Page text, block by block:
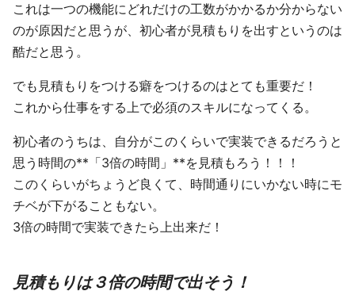
これは一つの機能にどれだけの工数がかかるか分からない
のが原因だと思うが、初心者が見積もりを出すというのは
酷だと思う。
でも見積もりをつける癖をつけるのはとても重要だ！
これから仕事をする上で必須のスキルになってくる。
初心者のうちは、自分がこのくらいで実装できるだろうと
思う時間の**「3倍の時間」**を見積もろう！！！
このくらいがちょうど良くて、時間通りにいかない時にモ
チベが下がることもない。
3倍の時間で実装できたら上出来だ！
見積もりは３倍の時間で出そう！